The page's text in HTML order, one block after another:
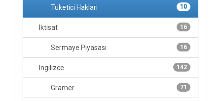
10
Tuketici Haklari
16
Iktisat
16
Sermaye Piyasası
142
Ingilizce
71
Gramer